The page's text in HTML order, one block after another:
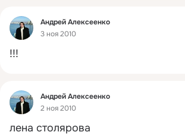
Фид
Андрей Алексеенко
3 ноя 2010
!!!
Фид
Андрей Алексеенко
2 ноя 2010
лена столярова